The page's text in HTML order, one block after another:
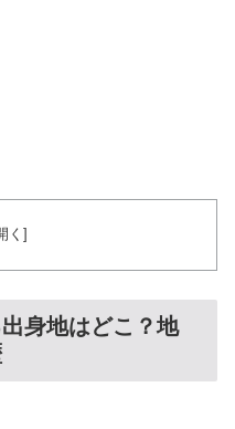
身地はどこ？地